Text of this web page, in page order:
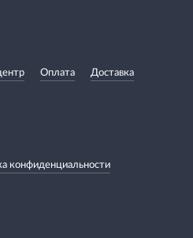
Оплата Доставка
конфиденциальности